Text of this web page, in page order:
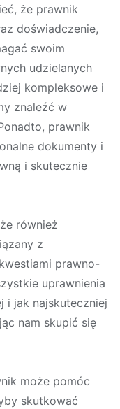
że prawnik
doświadczenie,
swoim
udzielanych
kompleksowe i
znaleźć w
prawnik
dokumenty i
i skutecznie
również
z
prawno-
uprawnienia
i jak najskuteczniej
nam skupić się
może pomóc
skutkować